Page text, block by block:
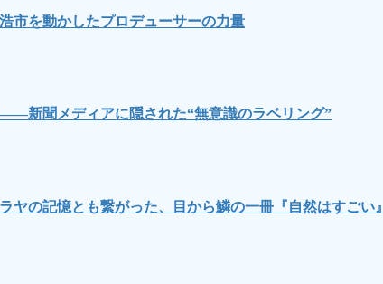
市を動かしたプロデューサーの力量
新聞メディアに隠された“無意識のラベリング”
の記憶とも繋がった、目から鱗の一冊『自然はすごい』